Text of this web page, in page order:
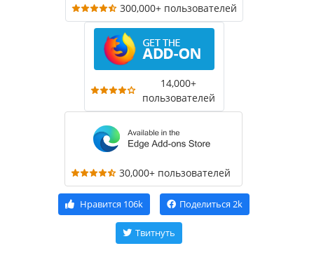
300,000+ пользователей
14,000+
пользователей
30,000+ пользователей
Нравится 106k Поделиться 2k
Твитнуть